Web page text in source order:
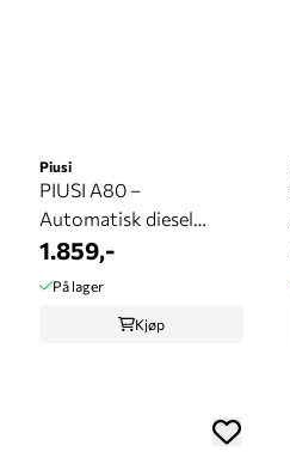
Piusi
PIUSI A80 –
Automatisk diesel
fyllepistol 1" BSP
1.859,-
På lager
Kjøp